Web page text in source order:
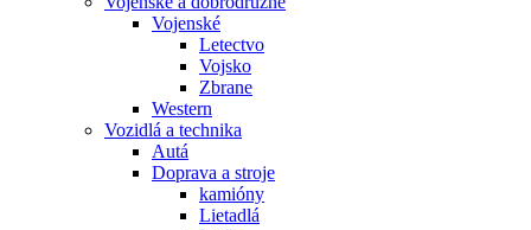
Vojenské
Letectvo
Vojsko
Zbrane
Western
Vozidlá a technika
Autá
Doprava a stroje
kamióny
Lietadlá